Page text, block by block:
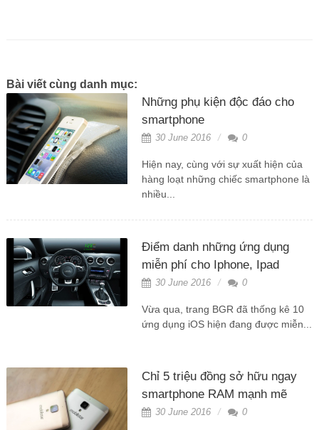
Bài viết cùng danh mục:
Những phụ kiện độc đáo cho
smartphone
30 June 2016 0
Hiện nay, cùng với sự xuất hiện của
hàng loạt những chiếc smartphone là
nhiều...
Điểm danh những ứng dụng
miễn phí cho Iphone, Ipad
30 June 2016 0
Vừa qua, trang BGR đã thống kê 10
ứng dụng iOS hiện đang được miễn...
Chỉ 5 triệu đồng sở hữu ngay
smartphone RAM mạnh mẽ
30 June 2016 0